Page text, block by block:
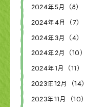
2024年5月（8）
2024年4月（7）
2024年3月（4）
2024年2月（10）
2024年1月（11）
2023年12月（14）
2023年11月（10）